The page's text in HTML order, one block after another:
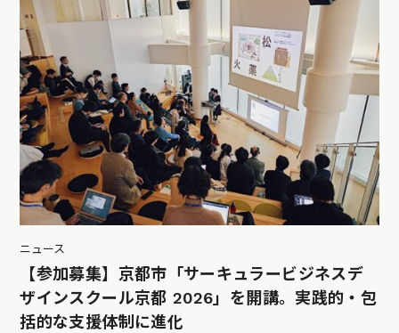
ニュース
【参加募集】京都市「サーキュラービジネスデ
ザインスクール京都 2026」を開講。実践的・包
括的な支援体制に進化